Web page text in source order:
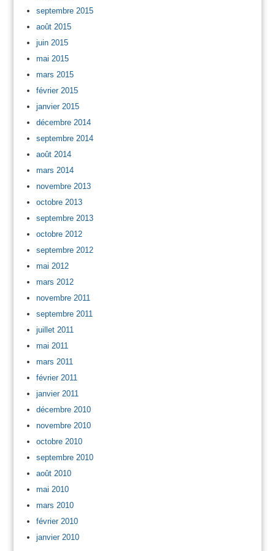
septembre 2015
août 2015
juin 2015
mai 2015
mars 2015
février 2015
janvier 2015
décembre 2014
septembre 2014
août 2014
mars 2014
novembre 2013
octobre 2013
septembre 2013
octobre 2012
septembre 2012
mai 2012
mars 2012
novembre 2011
septembre 2011
juillet 2011
mai 2011
mars 2011
février 2011
janvier 2011
décembre 2010
novembre 2010
octobre 2010
septembre 2010
août 2010
mai 2010
mars 2010
février 2010
janvier 2010